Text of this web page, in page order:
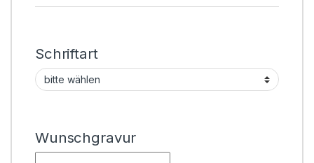
Schriftart
Wunschgravur